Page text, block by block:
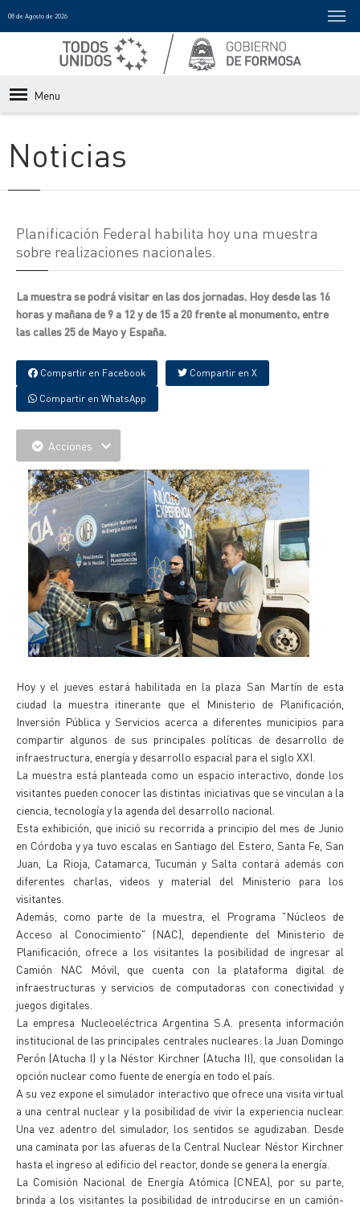
08 de Agosto de 2026
Menu
Noticias
Planificación Federal habilita hoy una muestra
sobre realizaciones nacionales.
La muestra se podrá visitar en las dos jornadas. Hoy desde las 16
horas y mañana de 9 a 12 y de 15 a 20 frente al monumento, entre
las calles 25 de Mayo y España.
Compartir en Facebook Compartir en X
Compartir en WhatsApp
Acciones
Hoy y el jueves estará habilitada en la plaza San Martín de esta
ciudad la muestra itinerante que el Ministerio de Planificación,
Inversión Pública y Servicios acerca a diferentes municipios para
compartir algunos de sus principales políticas de desarrollo de
infraestructura, energía y desarrollo espacial para el siglo XXI.
La muestra está planteada como un espacio interactivo, donde los
visitantes pueden conocer las distintas iniciativas que se vinculan a la
ciencia, tecnología y la agenda del desarrollo nacional.
Esta exhibición, que inició su recorrida a principio del mes de Junio
en Córdoba y ya tuvo escalas en Santiago del Estero, Santa Fe, San
Juan, La Rioja, Catamarca, Tucumán y Salta contará además con
diferentes charlas, videos y material del Ministerio para los
visitantes.
Además, como parte de la muestra, el Programa "Núcleos de
Acceso al Conocimiento" (NAC), dependiente del Ministerio de
Planificación, ofrece a los visitantes la posibilidad de ingresar al
Camión NAC Móvil, que cuenta con la plataforma digital de
infraestructuras y servicios de computadoras con conectividad y
juegos digitales.
La empresa Nucleoeléctrica Argentina S.A. presenta información
institucional de las principales centrales nucleares: la Juan Domingo
Perón (Atucha I) y la Néstor Kirchner (Atucha II), que consolidan la
opción nuclear como fuente de energía en todo el país.
A su vez expone el simulador interactivo que ofrece una visita virtual
a una central nuclear y la posibilidad de vivir la experiencia nuclear.
Una vez adentro del simulador, los sentidos se agudizaban. Desde
una caminata por las afueras de la Central Nuclear Néstor Kirchner
hasta el ingreso al edificio del reactor, donde se genera la energía.
La Comisión Nacional de Energía Atómica (CNEA), por su parte,
brinda a los visitantes la posibilidad de introducirse en un camión-